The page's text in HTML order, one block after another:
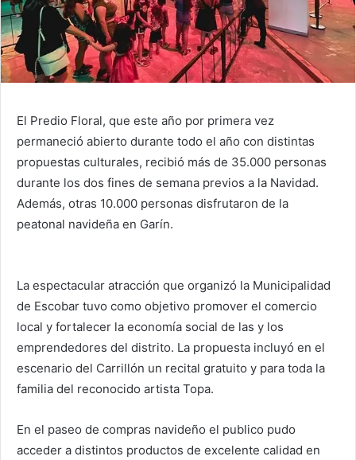
El Predio Floral, que este año por primera vez
permaneció abierto durante todo el año con distintas
propuestas culturales, recibió más de 35.000 personas
durante los dos fines de semana previos a la Navidad.
Además, otras 10.000 personas disfrutaron de la
peatonal navideña en Garín.
La espectacular atracción que organizó la Municipalidad
de Escobar tuvo como objetivo promover el comercio
local y fortalecer la economía social de las y los
emprendedores del distrito. La propuesta incluyó en el
escenario del Carrillón un recital gratuito y para toda la
familia del reconocido artista Topa.
En el paseo de compras navideño el publico pudo
acceder a distintos productos de excelente calidad en